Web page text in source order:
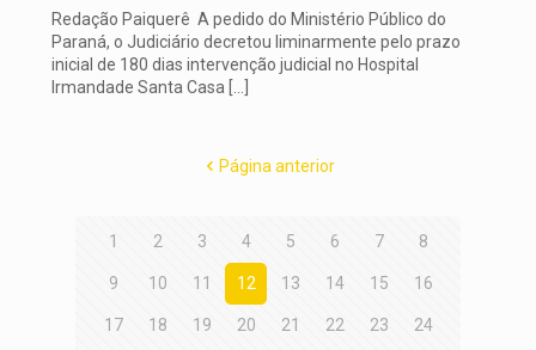
Redação Paiquerê A pedido do Ministério Público do
Paraná, o Judiciário decretou liminarmente pelo prazo
inicial de 180 dias intervenção judicial no Hospital
Irmandade Santa Casa […]
Página anterior
1 2 3 4 5 6 7 8
9 10 11 12 13 14 15 16
17 18 19 20 21 22 23 24